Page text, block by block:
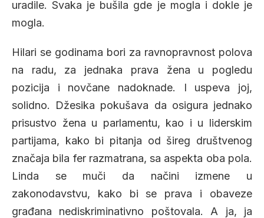
uradile. Svaka je bušila gde je mogla i dokle je
mogla.
Hilari se godinama bori za ravnopravnost polova
na radu, za jednaka prava žena u pogledu
pozicija i novčane nadoknade. I uspeva joj,
solidno. Džesika pokušava da osigura jednako
prisustvo žena u parlamentu, kao i u liderskim
partijama, kako bi pitanja od šireg društvenog
značaja bila fer razmatrana, sa aspekta oba pola.
Linda se muči da načini izmene u
zakonodavstvu, kako bi se prava i obaveze
građana nediskriminativno poštovala. A ja, ja